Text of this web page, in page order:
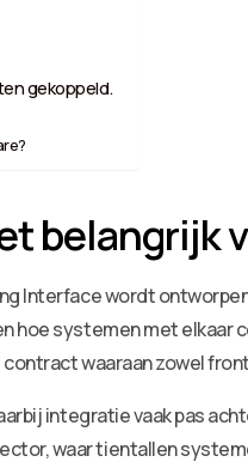
gekoppeld.
belangrijk
Interface wordt
hoe systemen met
waaraan zowel
integratie vaak pas
waar tientallen